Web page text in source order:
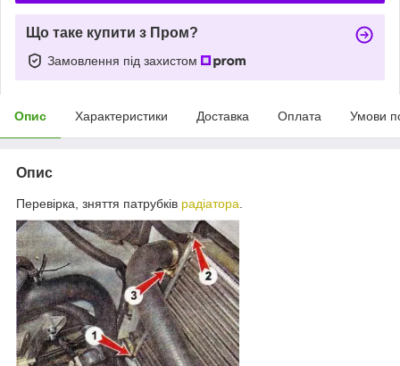
Що таке купити з Пром?
Замовлення під захистом
Опис Характеристики Доставка Оплата Умови
Опис
Перевірка, зняття патрубків радіатора